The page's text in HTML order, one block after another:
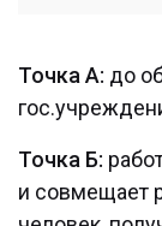
Точка А: до
Точка Б:
и совмещает